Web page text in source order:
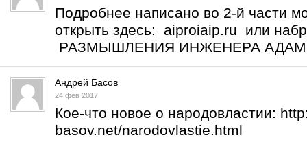
Подробнее написано во 2-й части
открыть здесь: aiproiaip.ru или
РАЗМЫШЛЕНИЯ ИНЖЕНЕРА
Андрей Басов
24 фев 2017
Кое-что новое о народовластии:
basov.net/narodovlastie.html